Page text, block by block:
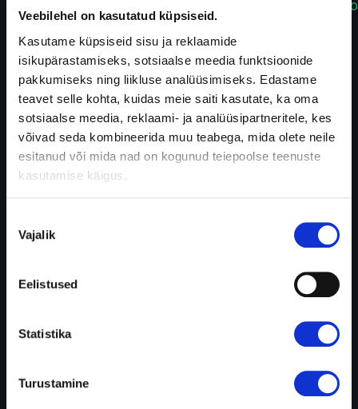
Veebilehel on kasutatud küpsiseid.
Kasutame küpsiseid sisu ja reklaamide
isikupärastamiseks, sotsiaalse meedia funktsioonide
pakkumiseks ning liikluse analüüsimiseks. Edastame
teavet selle kohta, kuidas meie saiti kasutate, ka oma
sotsiaalse meedia, reklaami- ja analüüsipartneritele, kes
võivad seda kombineerida muu teabega, mida olete neile
esitanud või mida nad on kogunud teiepoolse teenuste
kasutamise käigus.
valik
Vajalik
Eelistused
Statistika
Turustamine